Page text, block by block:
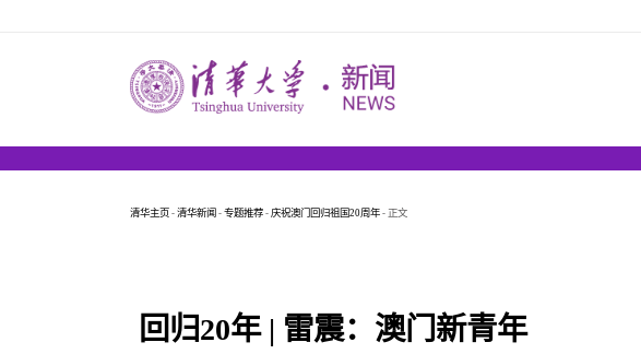
清华主页 - 清华新闻 - 专题推荐 - 庆祝澳门回归祖国20周年 - 正文
回归20年 | 雷震：澳门新青年